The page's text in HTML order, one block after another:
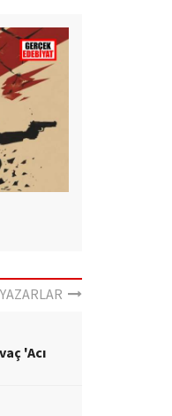
YAZARLAR
'Acı